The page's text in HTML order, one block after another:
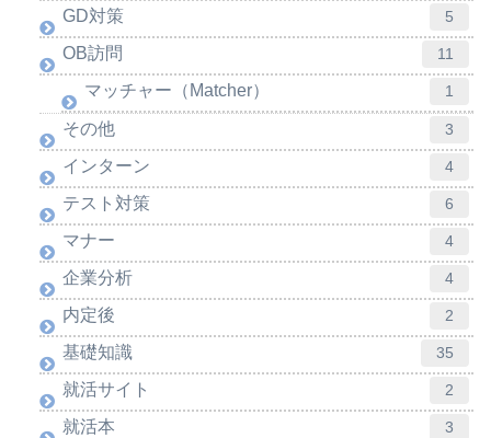
GD対策 5
OB訪問 11
マッチャー（Matcher） 1
その他 3
インターン 4
テスト対策 6
マナー 4
企業分析 4
内定後 2
基礎知識 35
就活サイト 2
就活本 3